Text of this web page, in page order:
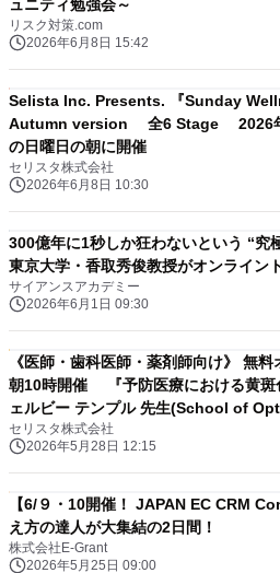
ュニティ勉強会～
リスク対策.com
2026年6月8日 15:42
Selista Inc. Presents. 『Sunday
Autumn version 全6 Stage 2026年
の日曜日の朝に開催
セリスタ株式会社
2026年6月8日 10:30
300億年に1秒しか狂わないという “
東京大学・香取秀俊教授がオンライン
サイアンスアカデミー
2026年6月1日 09:30
《医師・歯科医師・薬剤師向け》 無
朝10時開催 『予防医療における黄斑
ェルビー テンプル 先生(School of
Honorary Professor)
セリスタ株式会社
2026年5月28日 12:15
【6/９・10開催！ JAPAN EC CRM
え方の達人が大集結の2日間！
株式会社E-Grant
2026年5月25日 09:00